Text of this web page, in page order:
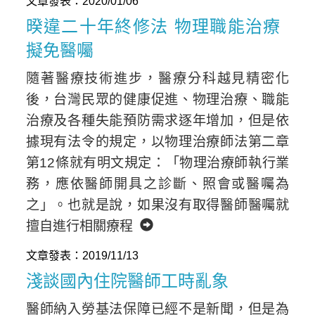
暌違二十年終修法 物理職能治療
擬免醫囑
隨著醫療技術進步，醫療分科越見精密化
後，台灣民眾的健康促進、物理治療、職能
治療及各種失能預防需求逐年增加，但是依
據現有法令的規定，以物理治療師法第二章
第12條就有明文規定：「物理治療師執行業
務，應依醫師開具之診斷、照會或醫囑為
之」。也就是說，如果沒有取得醫師醫囑就
擅自進行相關療程
文章發表：2019/11/13
淺談國內住院醫師工時亂象
醫師納入勞基法保障已經不是新聞，但是為